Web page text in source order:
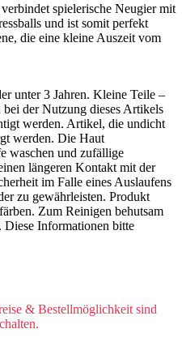
spielerische Neugier mit
und ist somit perfekt
die eine kleine Auszeit vom
unter 3 Jahren. Kleine Teile –
der Nutzung dieses Artikels
werden. Artikel, die undicht
werden. Die Haut
waschen und zufällige
längeren Kontakt mit der
im Falle eines Auslaufens
zu gewährleisten. Produkt
Zum Reinigen behutsam
Diese Informationen bitte
& Bestellmöglichkeit sind